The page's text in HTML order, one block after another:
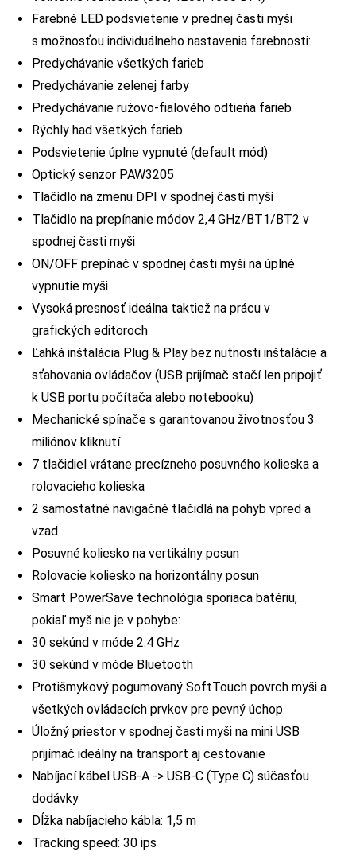
Farebné LED podsvietenie v prednej časti myši
s možnosťou individuálneho nastavenia farebnosti:
Predychávanie všetkých farieb
Predychávanie zelenej farby
Predychávanie ružovo-fialového odtieňa farieb
Rýchly had všetkých farieb
Podsvietenie úplne vypnuté (default mód)
Optický senzor PAW3205
Tlačidlo na zmenu DPI v spodnej časti myši
Tlačidlo na prepínanie módov 2,4 GHz/BT1/BT2 v
spodnej časti myši
ON/OFF prepínač v spodnej časti myši na úplné
vypnutie myši
Vysoká presnosť ideálna taktiež na prácu v
grafických editoroch
Ľahká inštalácia Plug & Play bez nutnosti inštalácie a
sťahovania ovládačov (USB prijímač stačí len pripojiť
k USB portu počítača alebo notebooku)
Mechanické spínače s garantovanou životnosťou 3
miliónov kliknutí
7 tlačidiel vrátane precízneho posuvného kolieska a
rolovacieho kolieska
2 samostatné navigačné tlačidlá na pohyb vpred a
vzad
Posuvné koliesko na vertikálny posun
Rolovacie koliesko na horizontálny posun
Smart PowerSave technológia sporiaca batériu,
pokiaľ myš nie je v pohybe:
30 sekúnd v móde 2.4 GHz
30 sekúnd v móde Bluetooth
Protišmykový pogumovaný SoftTouch povrch myši a
všetkých ovládacích prvkov pre pevný úchop
Úložný priestor v spodnej časti myši na mini USB
prijímač ideálny na transport aj cestovanie
Nabíjací kábel USB-A -> USB-C (Type C) súčasťou
dodávky
Dĺžka nabíjacieho kábla: 1,5 m
Tracking speed: 30 ips